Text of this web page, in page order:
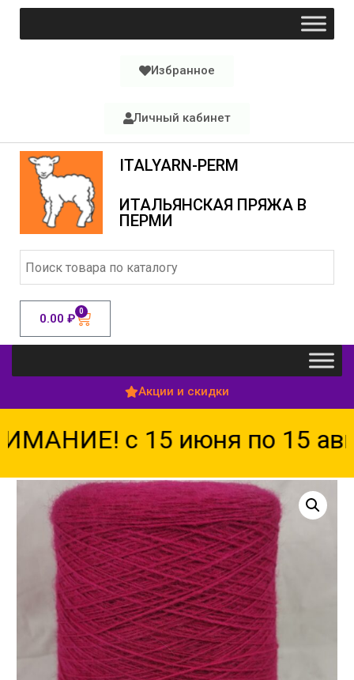
Избранное
Личный кабинет
ITALYARN-PERM
ИТАЛЬЯНСКАЯ ПРЯЖА В
ПЕРМИ
0.00 ₽ 0
Акции и скидки
с 15 июня по 15